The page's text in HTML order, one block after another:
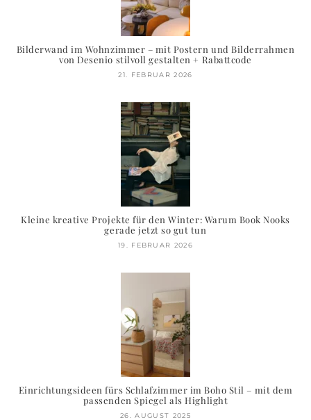
Bilderwand im Wohnzimmer – mit Postern und Bilderrahmen
von Desenio stilvoll gestalten + Rabattcode
21. FEBRUAR 2026
Kleine kreative Projekte für den Winter: Warum Book Nooks
gerade jetzt so gut tun
19. FEBRUAR 2026
Einrichtungsideen fürs Schlafzimmer im Boho Stil – mit dem
passenden Spiegel als Highlight
26. AUGUST 2025